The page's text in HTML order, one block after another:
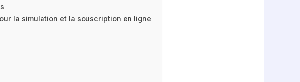
la simulation et la souscription en ligne